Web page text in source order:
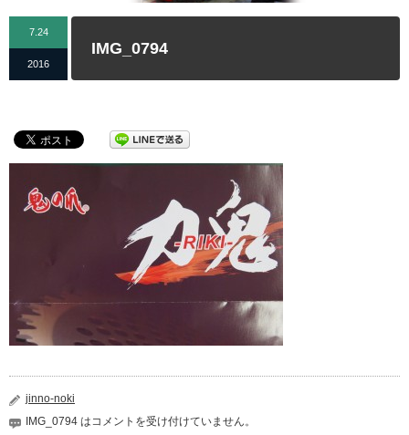
7.24
2016
IMG_0794
jinno-noki
IMG_0794 はコメントを受け付けていません。